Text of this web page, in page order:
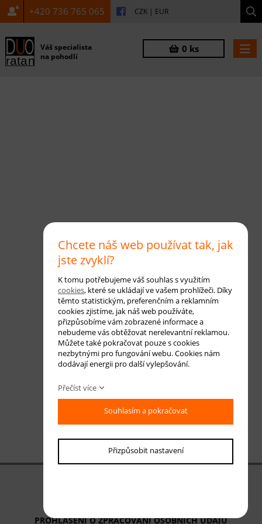
+420 736 765 065 CZK | EUR
Váš specialista
na pohodlí
0 ks
PROHLÁŠENÍ O ZPRACOVÁNÍ OSOBNÍCH ÚDAJŮ
Chcete náš web používat tak, jak
jste zvyklí?
K tomu potřebujeme váš souhlas s využitím
cookies, které se ukládají ve vašem prohlížeči. Díky
těmto statistickým, preferenčním a reklamním
cookies zjistíme, jak náš web používáte,
přizpůsobíme vám zobrazené informace a
nebudeme vás obtěžovat nerelevantní reklamou.
Můžete také pokračovat pouze s cookies
nezbytnými pro fungování webu. Cookies nám
dodávají energii pro další vylepšování.
Přečíst více
Souhlasím a pokračovat
Přizpůsobit nastavení